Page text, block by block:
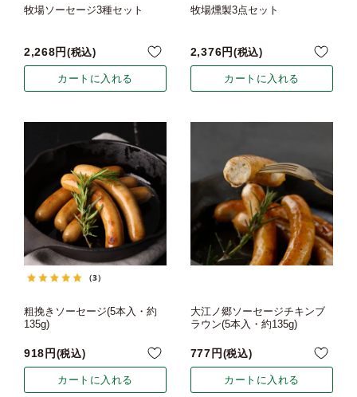
牧場ソーセージ3種セット
2,268 税込
カートに入れる
牧場燻製3点セット
2,376 税込
カートに入れる
（3）
粗挽きソーセージ(5本入・約
135g)
918 税込
カートに入れる
大江ノ郷ソーセージチキンブ
ラウン(5本入・約135g)
777 税込
カートに入れる